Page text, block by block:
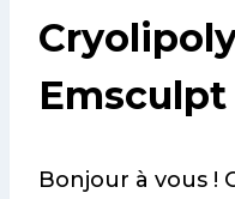
Bonjour à vous !